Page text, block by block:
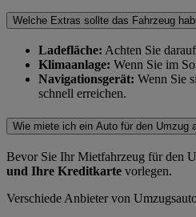
Welche Extras sollte das Fahrzeug
Ladefläche: Achten Sie
Klimaanlage: Wenn Sie im
Navigationsgerät: Wenn Sie
schnell erreichen.
Wie miete ich ein Auto für den Umzug
Bevor Sie Ihr Mietfahrzeug für den
und Ihre Kreditkarte vorlegen.
Verschiede Anbieter von